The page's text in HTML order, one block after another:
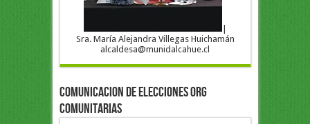
Sra. María Alejandra Villegas Huichamán
alcaldesa@munidalcahue.cl
COMUNICACION DE ELECCIONES ORG
COMUNITARIAS